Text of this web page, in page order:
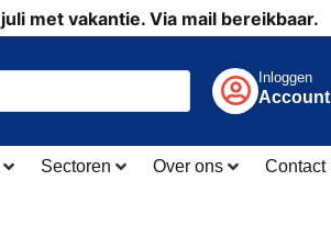
met vakantie. Via mail bereikbaar.
Inloggen
Account
Sectoren Over ons Contact